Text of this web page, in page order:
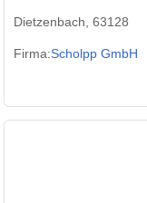
Dietzenbach, 63128
Firma:Scholpp GmbH